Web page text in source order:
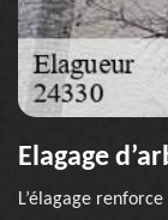
Elagage
L’élagage